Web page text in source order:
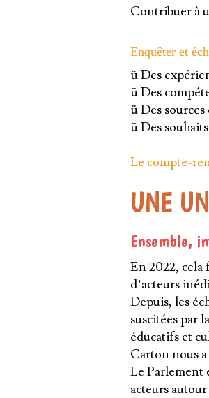
Contribuer à
Enquêter et
ü Des
ü Des
ü Des
ü Des
Le compte-
UNE
Ensemble,
En 2022, cela
d’acteurs
Depuis, les
suscitées par
éducatifs et
Carton nous
Le Parlement
acteurs